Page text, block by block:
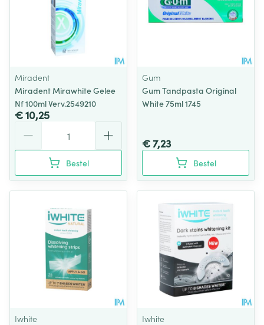
Miradent
Miradent Mirawhite Gelee
Nf 100ml Verv.2549210
€ 10,25
Bestel
Gum
Gum Tandpasta Original
White 75ml 1745
€ 7,23
Bestel
Iwhite
Iwhite